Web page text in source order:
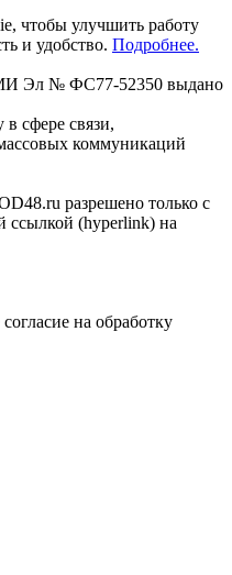
чтобы улучшить работу
и удобство. Подробнее.
Эл № ФС77-52350 выдано
сфере связи,
коммуникаций
разрешено только с
ссылкой (hyperlink) на
на обработку